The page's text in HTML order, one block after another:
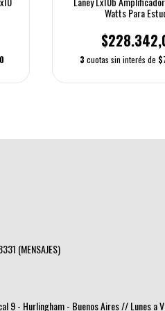
Watts Para
3 cuotas sin interés de
(MENSAJES)
9 - Hurlingham - Buenos Aires // Lunes a